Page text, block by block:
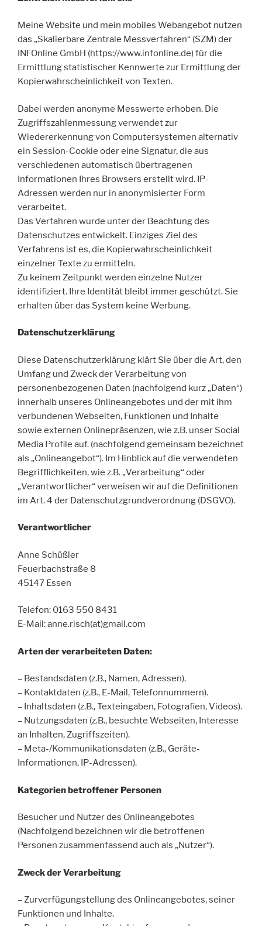
Meine Website und mein mobiles Webangebot nutzen
das „Skalierbare Zentrale Messverfahren“ (SZM) der
INFOnline GmbH (https://www.infonline.de) für die
Ermittlung statistischer Kennwerte zur Ermittlung der
Kopierwahrscheinlichkeit von Texten.
Dabei werden anonyme Messwerte erhoben. Die
Zugriffszahlenmessung verwendet zur
Wiedererkennung von Computersystemen alternativ
ein Session-Cookie oder eine Signatur, die aus
verschiedenen automatisch übertragenen
Informationen Ihres Browsers erstellt wird. IP-
Adressen werden nur in anonymisierter Form
verarbeitet.
Das Verfahren wurde unter der Beachtung des
Datenschutzes entwickelt. Einziges Ziel des
Verfahrens ist es, die Kopierwahrscheinlichkeit
einzelner Texte zu ermitteln.
Zu keinem Zeitpunkt werden einzelne Nutzer
identifiziert. Ihre Identität bleibt immer geschützt. Sie
erhalten über das System keine Werbung.
Datenschutzerklärung
Diese Datenschutzerklärung klärt Sie über die Art, den
Umfang und Zweck der Verarbeitung von
personenbezogenen Daten (nachfolgend kurz „Daten“)
innerhalb unseres Onlineangebotes und der mit ihm
verbundenen Webseiten, Funktionen und Inhalte
sowie externen Onlinepräsenzen, wie z.B. unser Social
Media Profile auf. (nachfolgend gemeinsam bezeichnet
als „Onlineangebot“). Im Hinblick auf die verwendeten
Begrifflichkeiten, wie z.B. „Verarbeitung“ oder
„Verantwortlicher“ verweisen wir auf die Definitionen
im Art. 4 der Datenschutzgrundverordnung (DSGVO).
Verantwortlicher
Anne Schüßler
Feuerbachstraße 8
45147 Essen
Telefon: 0163 550 8431
E-Mail: anne.risch(at)gmail.com
Arten der verarbeiteten Daten:
– Bestandsdaten (z.B., Namen, Adressen).
– Kontaktdaten (z.B., E-Mail, Telefonnummern).
– Inhaltsdaten (z.B., Texteingaben, Fotografien, Videos).
– Nutzungsdaten (z.B., besuchte Webseiten, Interesse
an Inhalten, Zugriffszeiten).
– Meta-/Kommunikationsdaten (z.B., Geräte-
Informationen, IP-Adressen).
Kategorien betroffener Personen
Besucher und Nutzer des Onlineangebotes
(Nachfolgend bezeichnen wir die betroffenen
Personen zusammenfassend auch als „Nutzer“).
Zweck der Verarbeitung
– Zurverfügungstellung des Onlineangebotes, seiner
Funktionen und Inhalte.